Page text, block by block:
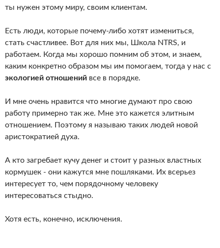
ты нужен этому миру, своим клиентам.
Есть люди, которые почему-либо хотят измениться,
стать счастливее. Вот для них мы, Школа NTRS, и
работаем. Когда мы хорошо помним об этом, и знаем,
каким конкретно образом мы им помогаем, тогда у нас с
экологией отношений все в порядке.
И мне очень нравится что многие думают про свою
работу примерно так же. Мне это кажется элитным
отношением. Поэтому я называю таких людей новой
аристократией духа.
А кто загребает кучу денег и стоит у разных властных
кормушек - они кажутся мне пошляками. Их всерьез
интересует то, чем порядочному человеку
интересоваться стыдно.
Хотя есть, конечно, исключения.